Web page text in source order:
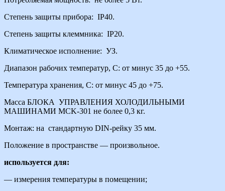
Степень защиты прибора: IP40.
Степень защиты клеммника: IP20.
Климатическое исполнение: УЗ.
Диапазон рабочих температур, С: от минус 35 до +55.
Температура хранения, С: от минус 45 до +75.
Масса БЛОКА УПРАВЛЕНИЯ ХОЛОДИЛЬНЫМИ
МАШИНАМИ MCK-301 не более 0,3 кг.
Монтаж: на стандартную DIN-рейку 35 мм.
Положение в пространстве — произвольное.
используется для:
— измерения температуры в помещении;